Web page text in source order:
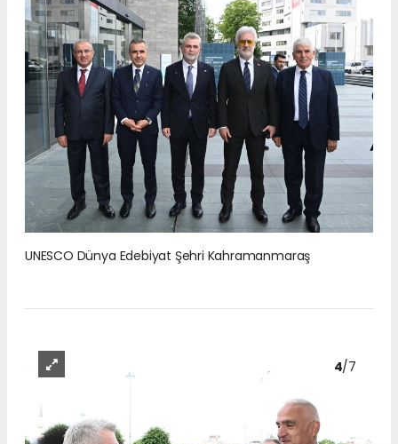
UNESCO Dünya Edebiyat Şehri Kahramanmaraş
4/7